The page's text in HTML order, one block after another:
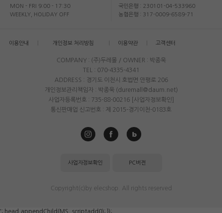
MON - FRI 9:00 - 17:30
WEEKLY, HOLIDAY OFF
국민은행 : 230101-04-533960
농협은행 : 317-0009-6589-71
이용안내 개인정보 처리방침 이용약관 고객센터
COMPANY : (주)두레몰 / OWNER : 박종욱
TEL : 070-4335-4341
ADDRESS : 경기도 이천시 호법면 안평로 206
개인정보관리책임자 : 박종욱 (duremall@daum.net)
사업자등록번호 : 735-88-00216
[사업자정보확인]
통신판매업 신고번호 : 제 2015-경기이천-0183호
사업자정보확인 PC버전
Copyright(c)by elecshop. All rights reserved
'; head.appendChild(MS_scriptadd0); });